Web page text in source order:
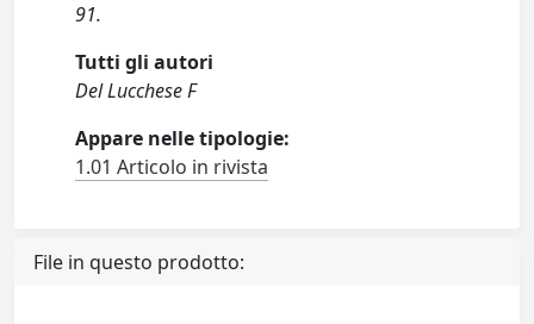
91.
Tutti gli autori
Del Lucchese F
Appare nelle tipologie:
1.01 Articolo in rivista
File in questo prodotto: